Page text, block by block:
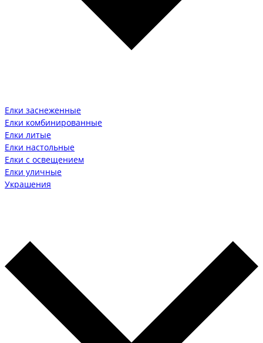
Елки заснеженные
Елки комбинированные
Елки литые
Елки настольные
Елки с освещением
Елки уличные
Украшения